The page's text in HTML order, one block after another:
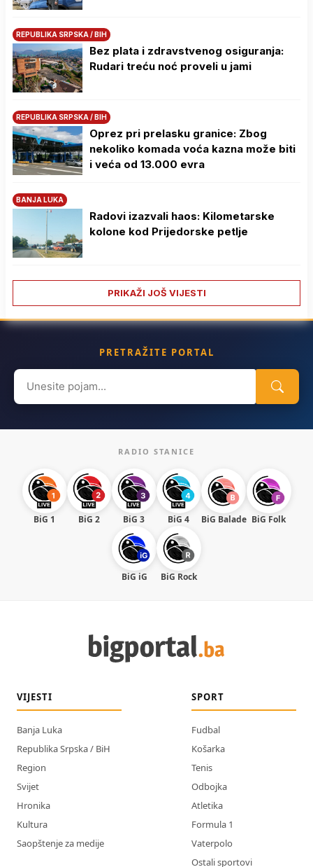
REPUBLIKA SRPSKA / BIH
Bez plata i zdravstvenog osiguranja:
Rudari treću noć proveli u jami
REPUBLIKA SRPSKA / BIH
Oprez pri prelasku granice: Zbog
nekoliko komada voća kazna može biti
i veća od 13.000 evra
BANJA LUKA
Radovi izazvali haos: Kilometarske
kolone kod Prijedorske petlje
PRIKAŽI JOŠ VIJESTI
PRETRAŽITE PORTAL
Search
for:
RADIO STANICE
BiG 1 BiG 2 BiG 3 BiG 4 BiG Balade BiG Folk
BiG iG BiG Rock
VIJESTI
Banja Luka
Republika Srpska / BiH
Region
Svijet
Hronika
Kultura
Saopštenje za medije
SPORT
Fudbal
Košarka
Tenis
Odbojka
Atletika
Formula 1
Vaterpolo
Ostali sportovi